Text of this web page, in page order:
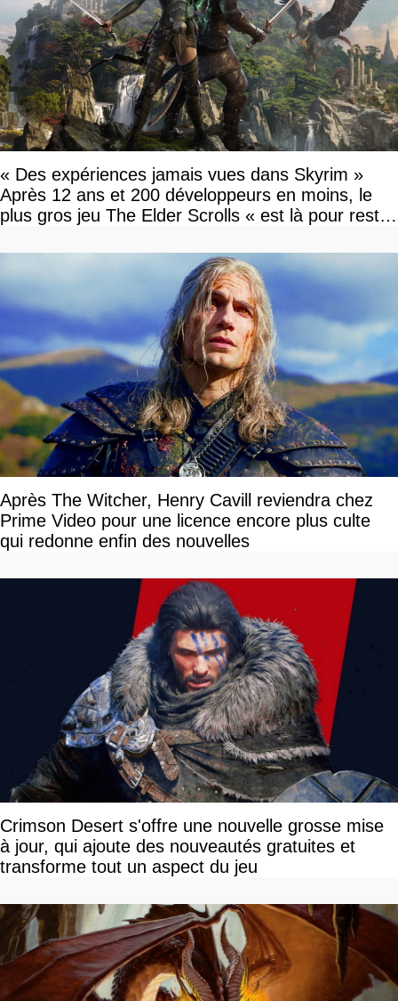
« Des expériences jamais vues dans Skyrim »
Après 12 ans et 200 développeurs en moins, le
plus gros jeu The Elder Scrolls « est là pour rester
Après The Witcher, Henry Cavill reviendra chez
Prime Video pour une licence encore plus culte
qui redonne enfin des nouvelles
Crimson Desert s'offre une nouvelle grosse mise
à jour, qui ajoute des nouveautés gratuites et
transforme tout un aspect du jeu